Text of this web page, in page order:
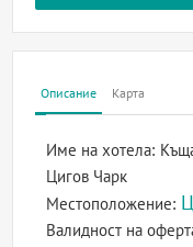
Описание Карта
Име на хотела:
Цигов Чарк
Местоположение:
Валидност на